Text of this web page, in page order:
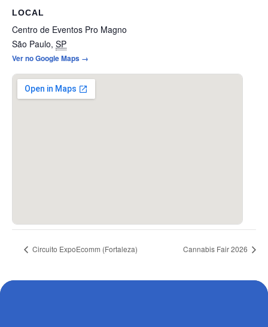
LOCAL
Centro de Eventos Pro Magno
São Paulo, SP
Ver no Google Maps →
Circuito ExpoEcomm (Fortaleza) Cannabis Fair 2026